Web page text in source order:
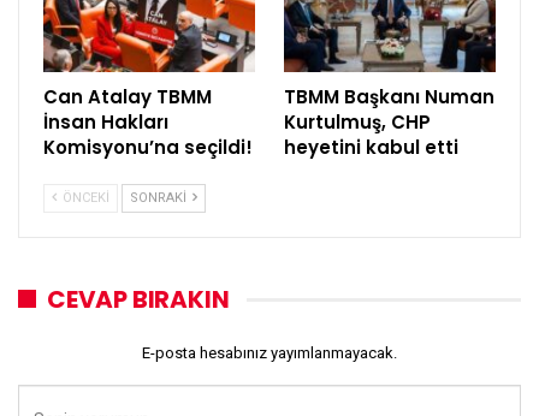
Can Atalay TBMM
İnsan Hakları
Komisyonu’na seçildi!
TBMM Başkanı Numan
Kurtulmuş, CHP
heyetini kabul etti
ÖNCEKI SONRAKI
CEVAP BIRAKIN
E-posta hesabınız yayımlanmayacak.